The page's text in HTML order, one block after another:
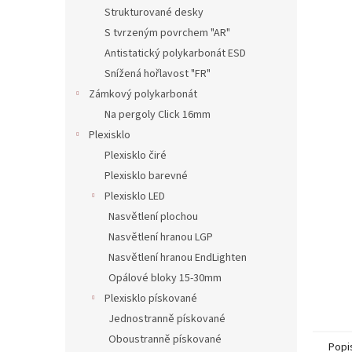
Strukturované desky
S tvrzeným povrchem "AR"
Antistatický polykarbonát ESD
Snížená hořlavost "FR"
Zámkový polykarbonát
Na pergoly Click 16mm
Plexisklo
Plexisklo čiré
Plexisklo barevné
Plexisklo LED
Nasvětlení plochou
Nasvětlení hranou LGP
Nasvětlení hranou EndLighten
Opálové bloky 15-30mm
Plexisklo pískované
Jednostranně pískované
Oboustranně pískované